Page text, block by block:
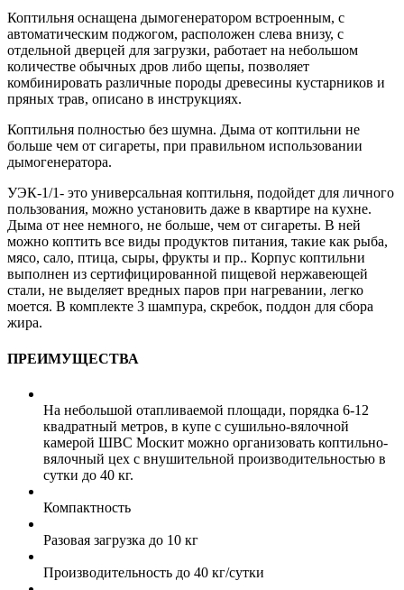
Коптильня оснащена дымогенератором встроенным, с
автоматическим поджогом, расположен слева внизу, с
отдельной дверцей для загрузки, работает на небольшом
количестве обычных дров либо щепы, позволяет
комбинировать различные породы древесины кустарников и
пряных трав, описано в инструкциях.
Коптильня полностью без шумна. Дыма от коптильни не
больше чем от сигареты, при правильном использовании
дымогенератора.
УЭК-1/1- это универсальная коптильня, подойдет для личного
пользования, можно установить даже в квартире на кухне.
Дыма от нее немного, не больше, чем от сигареты. В ней
можно коптить все виды продуктов питания, такие как рыба,
мясо, сало, птица, сыры, фрукты и пр.. Корпус коптильни
выполнен из сертифицированной пищевой нержавеющей
стали, не выделяет вредных паров при нагревании, легко
моется. В комплекте 3 шампура, скребок, поддон для сбора
жира.
ПРЕИМУЩЕСТВА
На небольшой отапливаемой площади, порядка 6-12
квадратный метров, в купе с сушильно-вялочной
камерой ШВС Москит можно организовать коптильно-
вялочный цех с внушительной производительностью в
сутки до 40 кг.
Компактность
Разовая загрузка до 10 кг
Производительность до 40 кг/сутки